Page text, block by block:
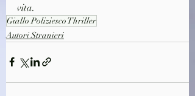
vita.
Giallo Poliziesco Thriller
Autori Stranieri